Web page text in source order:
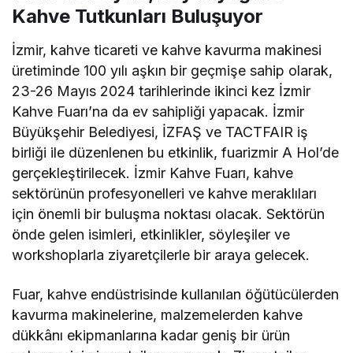
Kahve Tutkunları Buluşuyor
İzmir, kahve ticareti ve kahve kavurma makinesi
üretiminde 100 yılı aşkın bir geçmişe sahip olarak,
23-26 Mayıs 2024 tarihlerinde ikinci kez İzmir
Kahve Fuarı’na da ev sahipliği yapacak. İzmir
Büyükşehir Belediyesi, İZFAŞ ve TACTFAIR iş
birliği ile düzenlenen bu etkinlik, fuarizmir A Hol’de
gerçekleştirilecek. İzmir Kahve Fuarı, kahve
sektörünün profesyonelleri ve kahve meraklıları
için önemli bir buluşma noktası olacak. Sektörün
önde gelen isimleri, etkinlikler, söyleşiler ve
workshoplarla ziyaretçilerle bir araya gelecek.
Fuar, kahve endüstrisinde kullanılan öğütücülerden
kavurma makinelerine, malzemelerden kahve
dükkânı ekipmanlarına kadar geniş bir ürün